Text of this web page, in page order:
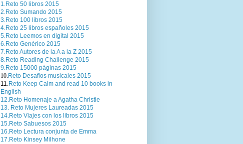
1.Reto 50 libros 2015
2.Reto Sumando 2015
3.Reto 100 libros 2015
4.Reto 25 libros españoles 2015
5.Reto Leemos en digital 2015
6.Reto Genérico 2015
7.Reto Autores de la A a la Z 2015
8.Reto Reading Challenge 2015
9.Reto 15000 páginas 2015
10. Reto Desafios musicales 2015
11.Reto Keep Calm and read 10 books in
English
12.Reto Homenaje a Agatha Christie
13. Reto Mujeres Laureadas 2015
14.Reto Viajes con los libros 2015
15.Reto Sabuesos 2015
16.Reto Lectura conjunta de Emma
17.Reto Kinsey Milhone